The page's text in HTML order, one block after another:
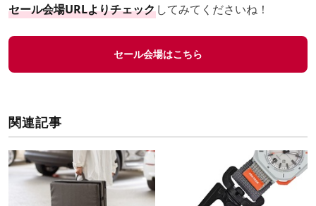
セール会場URLよりチェックしてみてくださいね！
セール会場はこちら
関連記事